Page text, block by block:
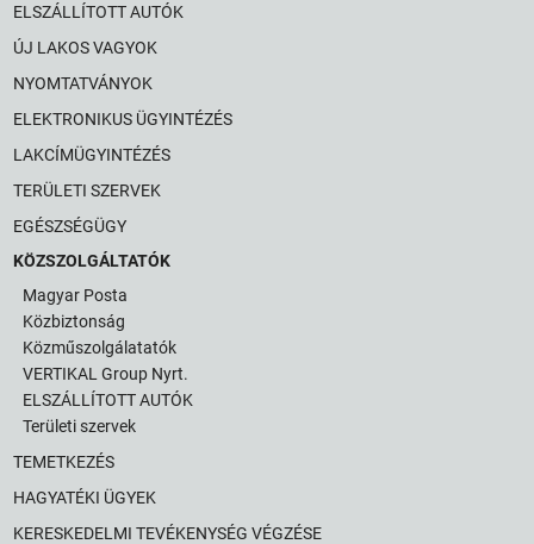
ELSZÁLLÍTOTT AUTÓK
ÚJ LAKOS VAGYOK
NYOMTATVÁNYOK
ELEKTRONIKUS ÜGYINTÉZÉS
LAKCÍMÜGYINTÉZÉS
TERÜLETI SZERVEK
EGÉSZSÉGÜGY
KÖZSZOLGÁLTATÓK
Magyar Posta
Közbiztonság
Közműszolgálatatók
VERTIKAL Group Nyrt.
ELSZÁLLÍTOTT AUTÓK
Területi szervek
TEMETKEZÉS
HAGYATÉKI ÜGYEK
KERESKEDELMI TEVÉKENYSÉG VÉGZÉSE